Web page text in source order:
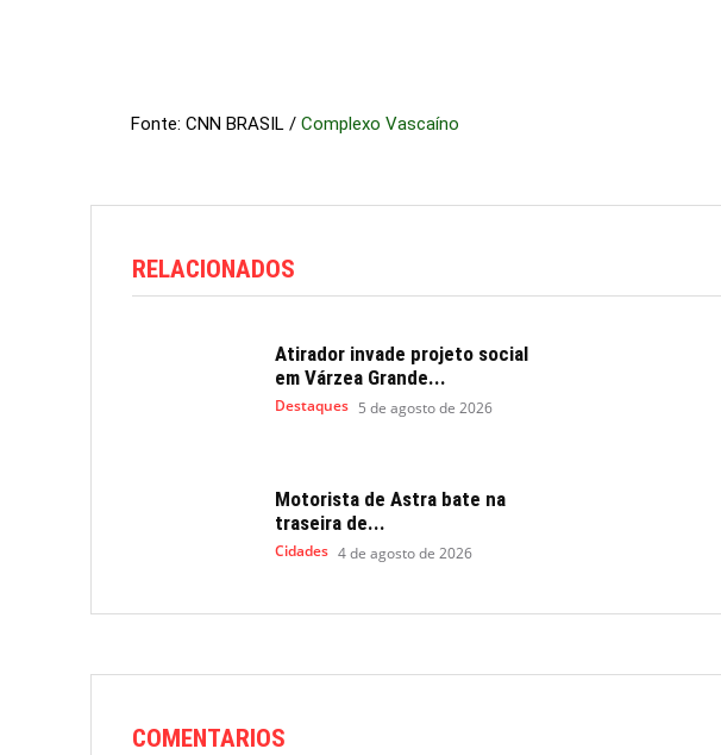
Fonte: CNN BRASIL / Complexo Vascaíno
RELACIONADOS
Atirador invade projeto social
em Várzea Grande...
Destaques 5 de agosto de 2026
Motorista de Astra bate na
traseira de...
Cidades 4 de agosto de 2026
COMENTARIOS